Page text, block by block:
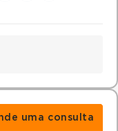
uma consulta